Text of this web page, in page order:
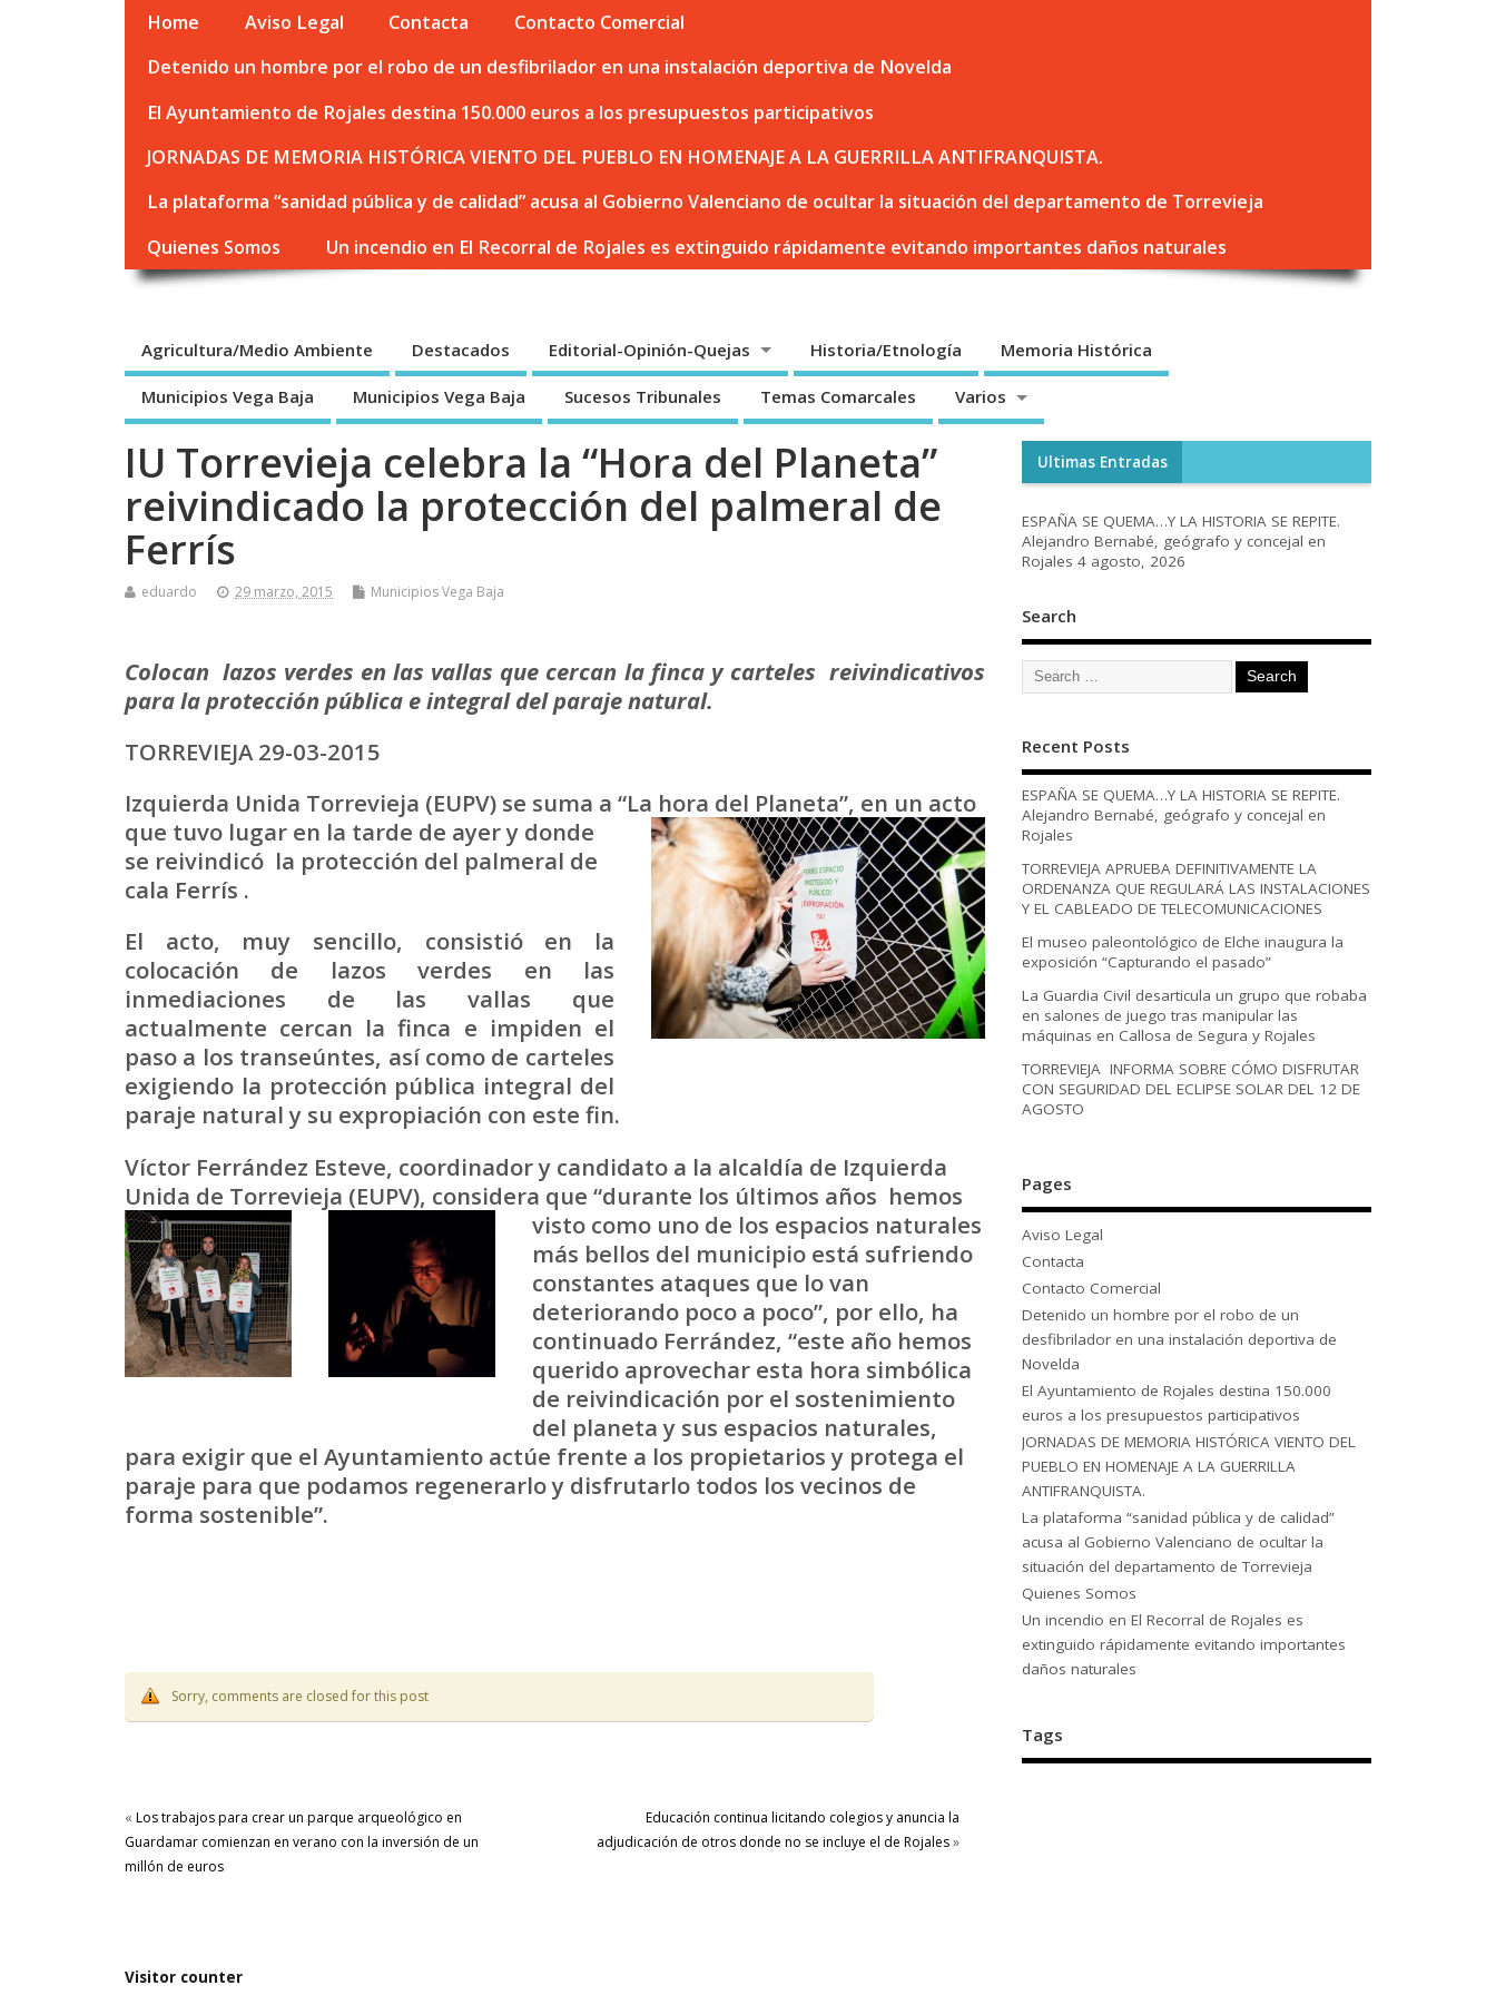
Home Aviso Legal Contacta
Contacto Comercial
Detenido un hombre por el robo de un desfibrilador en una instalación deportiva de Novelda
El Ayuntamiento de Rojales destina 150.000 euros a los presupuestos participativos
JORNADAS DE MEMORIA HISTÓRICA VIENTO DEL PUEBLO EN HOMENAJE A LA GUERRILLA ANTIFRANQUISTA.
La plataforma “sanidad pública y de calidad” acusa al Gobierno Valenciano de ocultar la situación del departamento de Torrevieja
Quienes Somos
Un incendio en El Recorral de Rojales es extinguido rápidamente evitando importantes daños naturales
Agricultura/Medio Ambiente Destacados Editorial-Opinión-Quejas Historia/Etnología Memoria Histórica
Municipios Vega Baja Municipios Vega Baja Sucesos Tribunales Temas Comarcales Varios
IU Torrevieja celebra la “Hora del Planeta”
reivindicado la protección del palmeral de
Ferrís
eduardo 29 marzo, 2015 Municipios Vega Baja
Colocan lazos verdes en las vallas que cercan la finca y carteles reivindicativos
para la protección pública e integral del paraje natural.
TORREVIEJA 29-03-2015
Izquierda Unida Torrevieja (EUPV) se suma a “La hora del Planeta”, en un acto
que tuvo lugar en la tarde de ayer y donde
se reivindicó la protección del palmeral de
cala Ferrís .
El acto, muy sencillo, consistió en la
colocación de lazos verdes en las
inmediaciones de las vallas que
actualmente cercan la finca e impiden el
paso a los transeúntes, así como de carteles
exigiendo la protección pública integral del
paraje natural y su expropiación con este fin.
Víctor Ferrández Esteve, coordinador y candidato a la alcaldía de Izquierda
Unida de Torrevieja (EUPV), considera que “durante los últimos años hemos
visto como uno de los espacios naturales
más bellos del municipio está sufriendo
constantes ataques que lo van
deteriorando poco a poco”, por ello, ha
continuado Ferrández, “este año hemos
querido aprovechar esta hora simbólica
de reivindicación por el sostenimiento
del planeta y sus espacios naturales,
para exigir que el Ayuntamiento actúe frente a los propietarios y protega el
paraje para que podamos regenerarlo y disfrutarlo todos los vecinos de
forma sostenible”.
Sorry, comments are closed for this post
« Los trabajos para crear un parque arqueológico en
Guardamar comienzan en verano con la inversión de un
millón de euros
Educación continua licitando colegios y anuncia la
adjudicación de otros donde no se incluye el de Rojales»
Ultimas Entradas
ESPAÑA SE QUEMA…Y LA HISTORIA SE REPITE.
Alejandro Bernabé, geógrafo y concejal en
Rojales 4 agosto, 2026
Search
Recent Posts
ESPAÑA SE QUEMA…Y LA HISTORIA SE REPITE.
Alejandro Bernabé, geógrafo y concejal en
Rojales
TORREVIEJA APRUEBA DEFINITIVAMENTE LA
ORDENANZA QUE REGULARÁ LAS INSTALACIONES
Y EL CABLEADO DE TELECOMUNICACIONES
El museo paleontológico de Elche inaugura la
exposición “Capturando el pasado”
La Guardia Civil desarticula un grupo que robaba
en salones de juego tras manipular las
máquinas en Callosa de Segura y Rojales
TORREVIEJA INFORMA SOBRE CÓMO DISFRUTAR
CON SEGURIDAD DEL ECLIPSE SOLAR DEL 12 DE
AGOSTO
Pages
Aviso Legal
Contacta
Contacto Comercial
Detenido un hombre por el robo de un
desfibrilador en una instalación deportiva de
Novelda
El Ayuntamiento de Rojales destina 150.000
euros a los presupuestos participativos
JORNADAS DE MEMORIA HISTÓRICA VIENTO DEL
PUEBLO EN HOMENAJE A LA GUERRILLA
ANTIFRANQUISTA.
La plataforma “sanidad pública y de calidad”
acusa al Gobierno Valenciano de ocultar la
situación del departamento de Torrevieja
Quienes Somos
Un incendio en El Recorral de Rojales es
extinguido rápidamente evitando importantes
daños naturales
Tags
Visitor counter